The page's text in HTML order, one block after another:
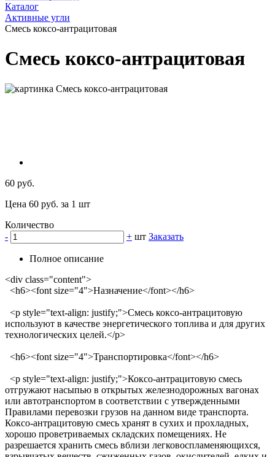
Каталог
Активные угли
Смесь коксо-антрацитовая
Смесь коксо-антрацитовая
60 руб.
Цена 60 руб. за 1 шт
Количество
-
+ шт Заказать
Полное описание
<div class="content">
<h6><font size="4">Назначение</font></h6>
<p style="text-align: justify;">Смесь коксо-антрацитовую
используют в качестве энергетического топлива и для других
технологических целей.</p>
<h6><font size="4">Транспортировка</font></h6>
<p style="text-align: justify;">Коксо-антрацитовую смесь
отгружают насыпью в открытых железнодорожных вагонах
или автотранспортом в соответствии с утвержденными
Правилами перевозки грузов на данном виде транспорта.
Коксо-антрацитовую смесь хранят в сухих и прохладных,
хорошо проветриваемых складских помещениях. Не
разрешается хранить смесь вблизи легковоспламеняющихся,